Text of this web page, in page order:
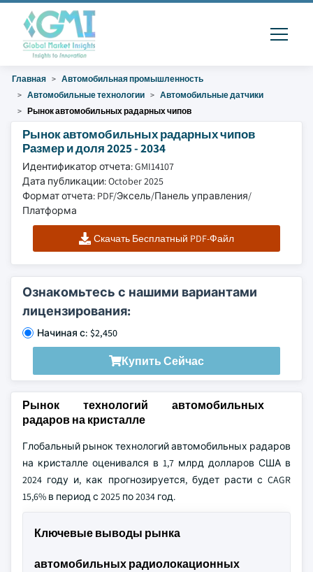
Главная
Автомобильная промышленность
Автомобильные технологии
Автомобильные датчики
Рынок автомобильных радарных чипов
Рынок автомобильных радарных чипов
Размер и доля 2025 - 2034
Идентификатор отчета: GMI14107
Дата публикации: October 2025
Формат отчета: PDF/Эксель/Панель управления/
Платформа
Скачать Бесплатный PDF-Файл
Ознакомьтесь с нашими вариантами
лицензирования:
Начиная с: $2,450
Купить Сейчас
Рынок технологий автомобильных
радаров на кристалле
Глобальный рынок технологий автомобильных радаров
на кристалле оценивался в 1,7 млрд долларов США в
2024 году и, как прогнозируется, будет расти с CAGR
15,6% в период с 2025 по 2034 год.
Ключевые выводы рынка
автомобильных радиолокационных